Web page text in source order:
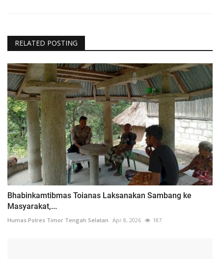
RELATED POSTING
Bhabinkamtibmas Toianas Laksanakan Sambang ke
Masyarakat,...
Humas Polres Timor Tengah Selatan Apr 8, 2026 187